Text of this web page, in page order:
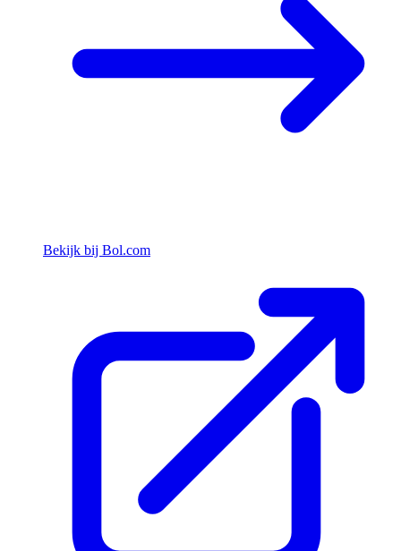
Bekijk bij Bol.com